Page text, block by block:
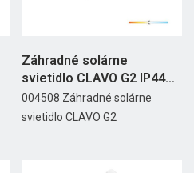
Záhradné solárne
svietidlo CLAVO G2 IP44
4000K
004508 Záhradné solárne
svietidlo CLAVO G2